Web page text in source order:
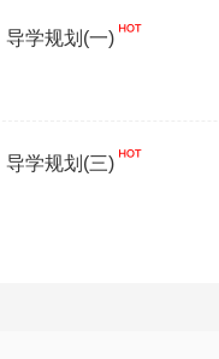
学规划(一)
学规划(三)